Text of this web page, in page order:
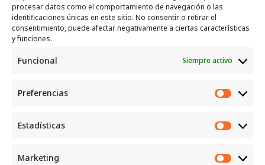
procesar datos como el comportamiento de navegación o las
identificaciones únicas en este sitio. No consentir o retirar el
consentimiento, puede afectar negativamente a ciertas características
y funciones.
Funcional Siempre activo
Preferencias
Estadísticas
Marketing
Recogida e intercambio de ropa y enseres.
INFORMACIÓN
Política de privacidad
CONTACTO
Correo: luggcentrosocial @ biodevas.org